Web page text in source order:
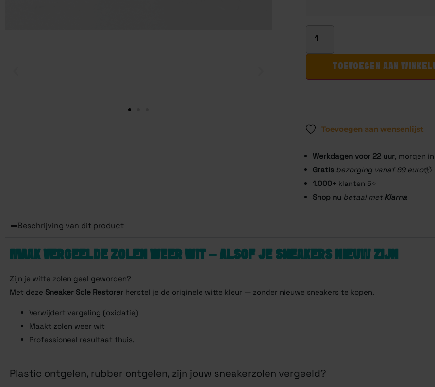
TOEVOEGEN AAN
Toevoegen aan wensenlijst
Werkdagen voor 22 uur, morgen
Gratis bezorging vanaf 69 euro📦
1.000+ klanten 5⭐️
Shop nu betaal met Klarna
Beschrijving van dit product
MAAK VERGEELDE ZOLEN WEER WIT – ALSOF JE SNEAKERS NIEUW ZIJN
Zijn je witte zolen geel geworden?
Met deze Sneaker Sole Restorer herstel je de originele witte kleur — zonder nieuwe sneakers te kopen.
Verwijdert vergeling (oxidatie)
Maakt zolen weer wit
Professioneel resultaat thuis.
Plastic ontgelen, rubber ontgelen, zijn jouw sneakerzolen vergeeld?